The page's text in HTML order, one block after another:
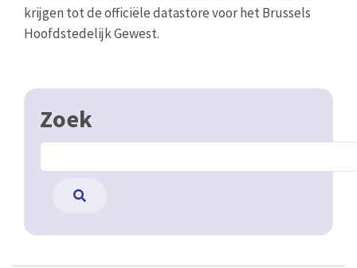
krijgen tot de officiële datastore voor het Brussels
Hoofdstedelijk Gewest.
Zoek